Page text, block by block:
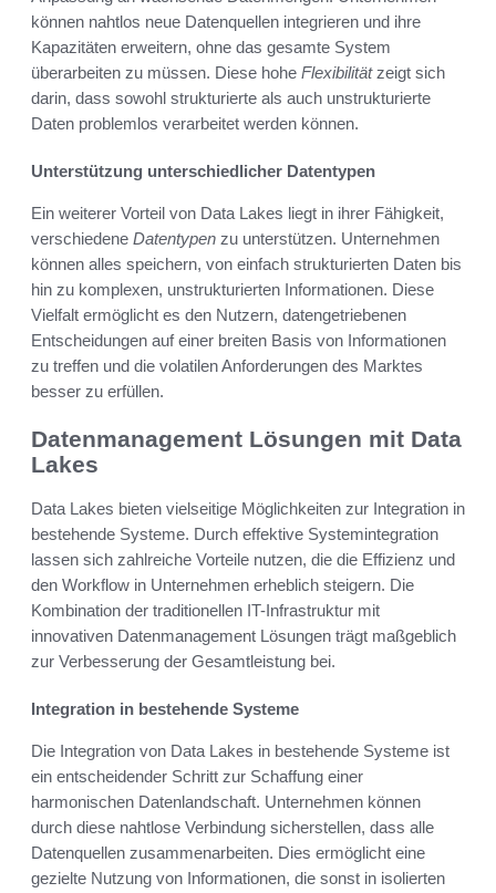
können nahtlos neue Datenquellen integrieren und ihre
Kapazitäten erweitern, ohne das gesamte System
überarbeiten zu müssen. Diese hohe Flexibilitätzeigt sich
darin, dass sowohl strukturierte als auch unstrukturierte
Daten problemlos verarbeitet werden können.
Unterstützung unterschiedlicher Datentypen
Ein weiterer Vorteil von Data Lakes liegt in ihrer Fähigkeit,
verschiedene Datentypen zu unterstützen. Unternehmen
können alles speichern, von einfach strukturierten Daten bis
hin zu komplexen, unstrukturierten Informationen. Diese
Vielfalt ermöglicht es den Nutzern, datengetriebenen
Entscheidungen auf einer breiten Basis von Informationen
zu treffen und die volatilen Anforderungen des Marktes
besser zu erfüllen.
Datenmanagement Lösungen mit Data
Lakes
Data Lakes bieten vielseitige Möglichkeiten zur Integration in
bestehende Systeme. Durch effektive Systemintegration
lassen sich zahlreiche Vorteile nutzen, die die Effizienz und
den Workflow in Unternehmen erheblich steigern. Die
Kombination der traditionellen IT-Infrastruktur mit
innovativen Datenmanagement Lösungen trägt maßgeblich
zur Verbesserung der Gesamtleistung bei.
Integration in bestehende Systeme
Die Integration von Data Lakes in bestehende Systeme ist
ein entscheidender Schritt zur Schaffung einer
harmonischen Datenlandschaft. Unternehmen können
durch diese nahtlose Verbindung sicherstellen, dass alle
Datenquellen zusammenarbeiten. Dies ermöglicht eine
gezielte Nutzung von Informationen, die sonst in isolierten